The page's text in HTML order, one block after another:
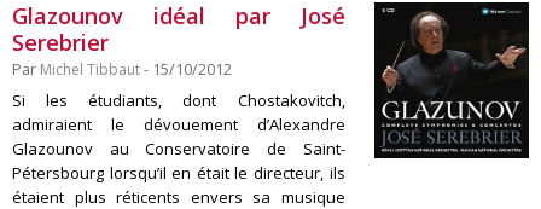
Glazounov idéal par José
Serebrier
Par Michel Tibbaut- 15/10/2012
Si les étudiants, dont Chostakovitch,
admiraient le dévouement d’Alexandre
Glazounov au Conservatoire de Saint-
Pétersbourg lorsqu’il en était le directeur, ils
étaient plus réticents envers sa musique